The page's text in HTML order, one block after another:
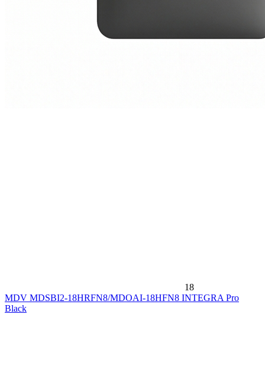
18
MDV MDSBI2-18HRFN8/MDOAI-18HFN8 INTEGRA Pro
Black